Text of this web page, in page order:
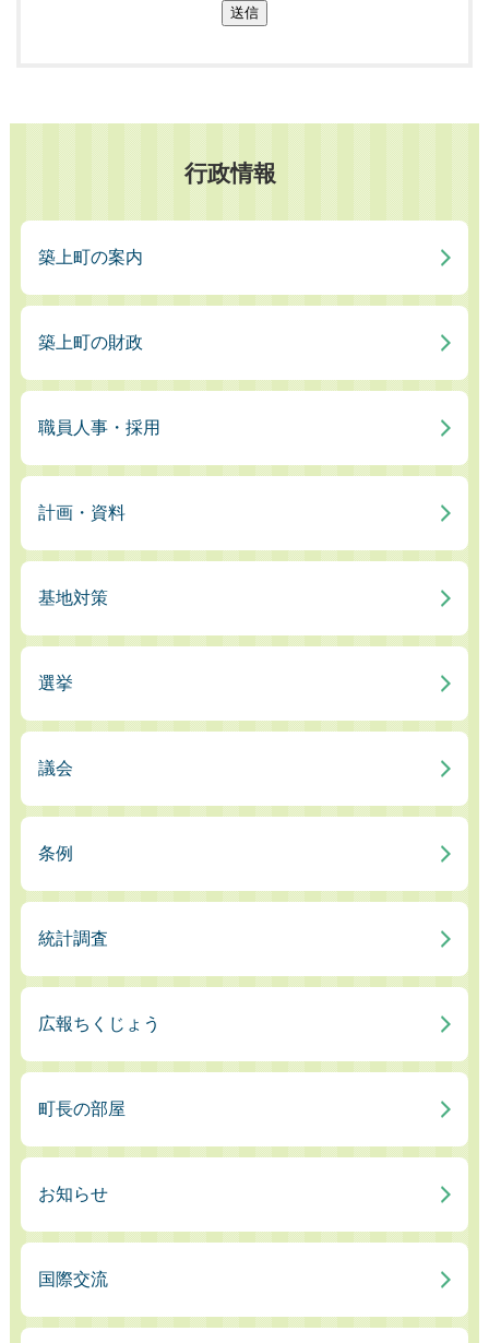
送信
行政情報
築上町の案内
築上町の財政
職員人事・採用
計画・資料
基地対策
選挙
議会
条例
統計調査
広報ちくじょう
町長の部屋
お知らせ
国際交流